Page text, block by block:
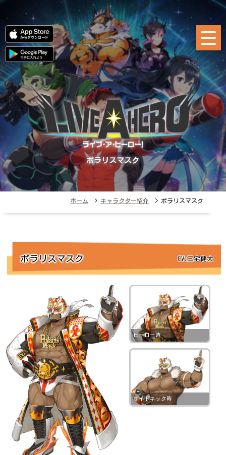
ポラリスマスク
ホーム > キャラクター紹介 > ポラリスマスク
ポラリスマスク CV:三宅健太
ヒーロー時
サイドキック時